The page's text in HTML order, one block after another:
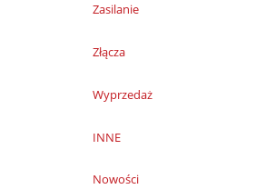
Zasilanie
Złącza
Wyprzedaż
INNE
Nowości